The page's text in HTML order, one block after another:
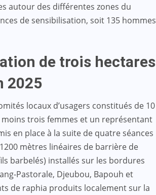
autour des différentes zones du
de sensibilisation, soit 135 hommes
de trois hectares
2025
locaux d’usagers constitués de 10
moins trois femmes et un représentant
en place à la suite de quatre séances
mètres linéaires de barrière de
barbelés) installés sur les bordures
Pastorale, Djeubou, Bapouh et
de raphia produits localement sur la